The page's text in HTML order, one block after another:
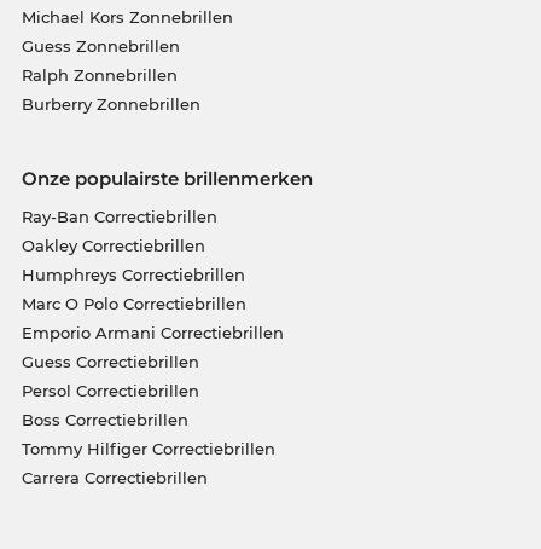
Michael Kors Zonnebrillen
Guess Zonnebrillen
Ralph Zonnebrillen
Burberry Zonnebrillen
Onze populairste brillenmerken
Ray-Ban Correctiebrillen
Oakley Correctiebrillen
Humphreys Correctiebrillen
Marc O Polo Correctiebrillen
Emporio Armani Correctiebrillen
Guess Correctiebrillen
Persol Correctiebrillen
Boss Correctiebrillen
Tommy Hilfiger Correctiebrillen
Carrera Correctiebrillen